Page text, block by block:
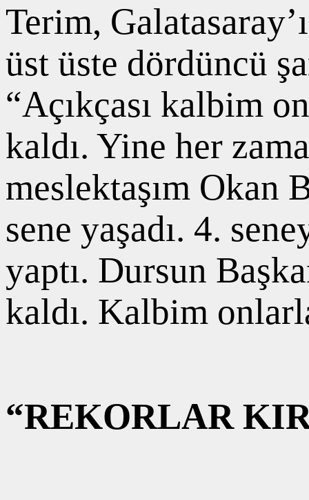
Terim,
üst üste dördüncü
“Açıkçası kalbim
kaldı. Yine her
meslektaşım Okan
sene yaşadı. 4.
yaptı. Dursun
kaldı. Kalbim
“REKORLAR